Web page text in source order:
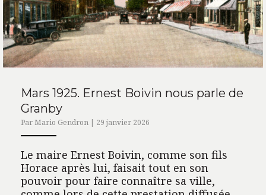
Mars 1925. Ernest Boivin nous parle de
Granby
Par Mario Gendron | 29 janvier 2026
Le maire Ernest Boivin, comme son fils
Horace après lui, faisait tout en son
pouvoir pour faire connaître sa ville,